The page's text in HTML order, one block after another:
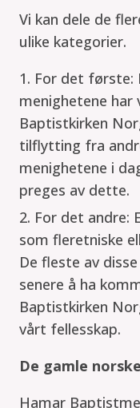
Vi kan dele de
ulike kategorier.
For det første:
menighetene
Baptistkirken
tilflytting fra
menighetene i
preges av dette.
For det andre:
som fleretniske
De fleste av
senere å ha
Baptistkirken
vårt fellesskap.
De gamle
Hamar